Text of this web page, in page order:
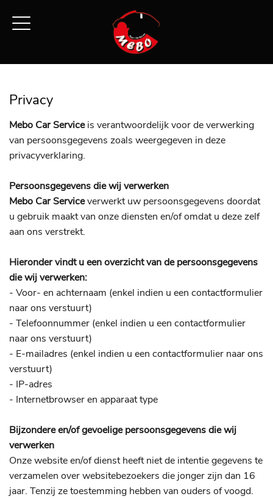
Privacy
Mebo Car Serviceis verantwoordelijk voor de verwerking
van persoonsgegevens zoals weergegeven in deze
privacyverklaring.
Persoonsgegevens die wij verwerken
Mebo Car Serviceverwerkt uw persoonsgegevens doordat
u gebruik maakt van onze diensten en/of omdat u deze zelf
aan ons verstrekt.
Hieronder vindt u een overzicht van de persoonsgegevens
die wij verwerken:
- Voor- en achternaam (enkel indien u een contactformulier
naar ons verstuurt)
- Telefoonnummer (enkel indien u een contactformulier
naar ons verstuurt)
- E-mailadres (enkel indien u een contactformulier naar ons
verstuurt)
- IP-adres
- Internetbrowser en apparaat type
Bijzondere en/of gevoelige persoonsgegevens die wij
verwerken
Onze website en/of dienst heeft niet de intentie gegevens te
verzamelen over websitebezoekers die jonger zijn dan 16
jaar. Tenzij ze toestemming hebben van ouders of voogd.